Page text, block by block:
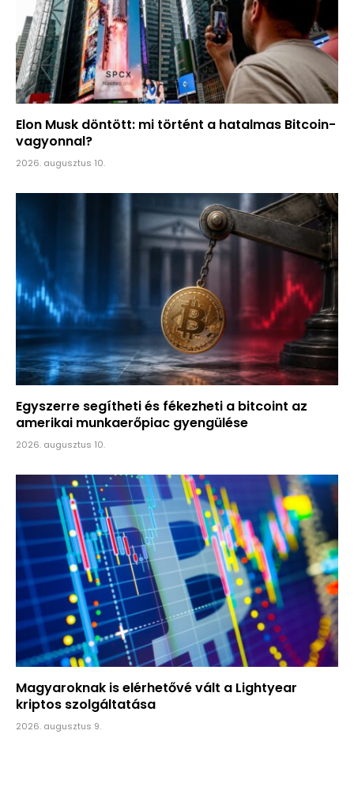
Elon Musk döntött: mi történt a hatalmas Bitcoin-
vagyonnal?
2026. augusztus 10.
Egyszerre segítheti és fékezheti a bitcoint az
amerikai munkaerőpiac gyengülése
2026. augusztus 10.
Magyaroknak is elérhetővé vált a Lightyear
kriptos szolgáltatása
2026. augusztus 9.